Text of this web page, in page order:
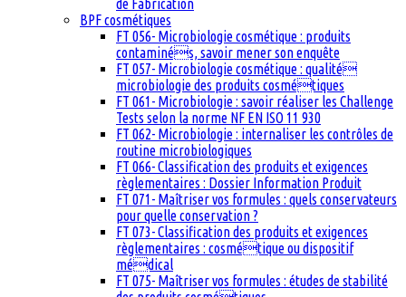
de Fabrication
BPF cosmétiques
FT 056- Microbiologie cosmétique : produits
contaminés, savoir mener son enquête
FT 057- Microbiologie cosmétique : qualité
microbiologie des produits cosmétiques
FT 061- Microbiologie : savoir réaliser les Challenge
Tests selon la norme NF EN ISO 11 930
FT 062- Microbiologie : internaliser les contrôles de
routine microbiologiques
FT 066- Classification des produits et exigences
règlementaires : Dossier Information Produit
FT 071- Maîtriser vos formules : quels conservateurs
pour quelle conservation ?
FT 073- Classification des produits et exigences
règlementaires : cosmétique ou dispositif
médical
FT 075- Maîtriser vos formules : études de stabilité